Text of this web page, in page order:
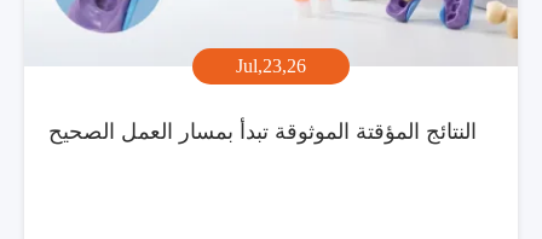
Jul,23,26
النتائج المؤقتة الموثوقة تبدأ بمسار العمل الصحيح